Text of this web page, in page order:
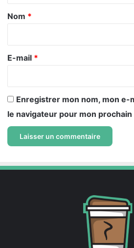
a
r
e
Nom *
E-mail *
Enregistrer mon nom, mon e-
le navigateur pour mon